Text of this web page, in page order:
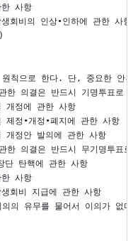
사항
회비의 인상∙인하에 관한 사항
칙으로 한다. 단, 중요한 안
의결은 반드시 기명투표로
개정에 관한 사항
정∙개정∙폐지에 관한 사항
정안 발의에 관한 사항
의결은 반드시 무기명투표
탄핵에 관한 사항
사항
회비 지급에 관한 사항
의 유무를 물어서 이의가 없